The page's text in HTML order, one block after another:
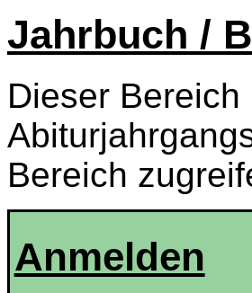
Jahrbuch /
Dieser
Bereich
Anmelden